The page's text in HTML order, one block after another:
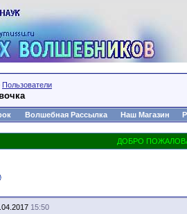
Пользователи
Волшебная Рассылка Наш Магазин
15:50